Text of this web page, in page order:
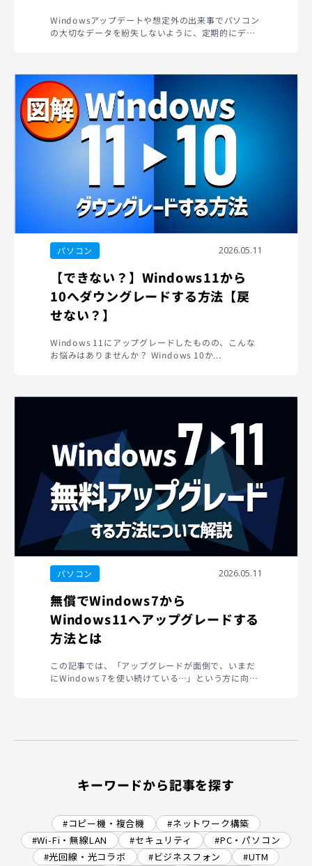
Windowsアップデートや想定外の出来事でパソコン
の大切なデータを紛失しないように、定期的にデー
パソコン 2026.05.11
【できない？】Windows11から
10へダウングレードする方法【戻
せない？】
Windows 11にアップグレードしたものの、こんな
お悩みはありませんか？ Windows 10か...
パソコン 2026.05.11
無償でWindows7から
Windows11へアップグレードする
方法とは
この記事では、「アップグレードが面倒で、いまだ
にWindows 7を使い続けている…」という方に向
キーワードから記事を探す
#コピー機・複合機
#ネットワーク構築
#Wi-Fi・無線LAN
#セキュリティ
#PC・パソコン
#光回線・光コラボ
#ビジネスフォン
#UTM